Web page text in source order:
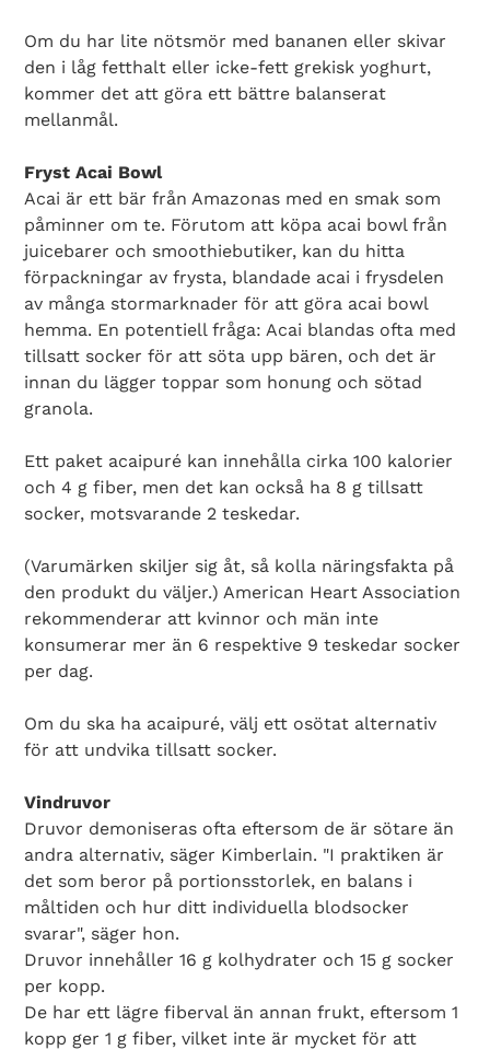
Search Diabetes Wellness Sverige
Om du har lite nötsmör med bananen eller skivar
den i låg fetthalt eller icke-fett grekisk yoghurt,
kommer det att göra ett bättre balanserat
mellanmål.
Fryst Acai Bowl
Acai är ett bär från Amazonas med en smak som
påminner om te. Förutom att köpa acai bowl från
juicebarer och smoothiebutiker, kan du hitta
förpackningar av frysta, blandade acai i frysdelen
av många stormarknader för att göra acai bowl
hemma. En potentiell fråga: Acai blandas ofta med
tillsatt socker för att söta upp bären, och det är
innan du lägger toppar som honung och sötad
granola.
Ett paket acaipuré kan innehålla cirka 100 kalorier
och 4 g fiber, men det kan också ha 8 g tillsatt
socker, motsvarande 2 teskedar.
(Varumärken skiljer sig åt, så kolla näringsfakta på
den produkt du väljer.) American Heart Association
rekommenderar att kvinnor och män inte
konsumerar mer än 6 respektive 9 teskedar socker
per dag.
Om du ska ha acaipuré, välj ett osötat alternativ
för att undvika tillsatt socker.
Vindruvor
Druvor demoniseras ofta eftersom de är sötare än
andra alternativ, säger Kimberlain. "I praktiken är
det som beror på portionsstorlek, en balans i
måltiden och hur ditt individuella blodsocker
svarar", säger hon.
Druvor innehåller 16 g kolhydrater och 15 g socker
per kopp.
De har ett lägre fiberval än annan frukt, eftersom 1
kopp ger 1 g fiber, vilket inte är mycket för att